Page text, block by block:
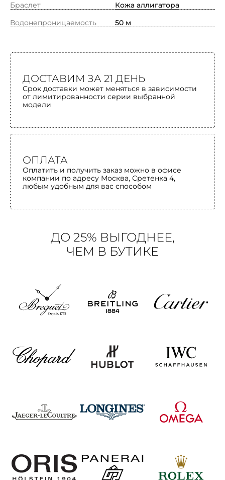
Браслет
Кожа аллигатора
Водонепроницаемость
50 м
ДОСТАВИМ ЗА 21 ДЕНЬ
Срок доставки может меняться в зависимости
от лимитированности серии выбранной
модели
ОПЛАТА
Оплатить и получить заказ можно в офисе
компании по адресу Москва, Сретенка 4,
любым удобным для вас способом
ДО 25% ВЫГОДНЕЕ,
ЧЕМ В БУТИКЕ